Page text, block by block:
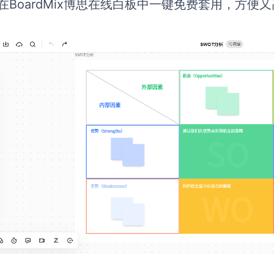
BoardMix博思在线白板中一键免费套用，方便